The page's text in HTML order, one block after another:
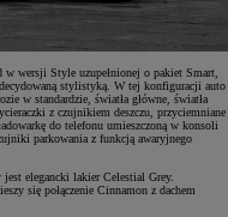
wersji Style uzupełnionej o pakiet Smart,
stylistyką. W tej konfiguracji auto
w standardzie, światła główne, światła
z czujnikiem deszczu, przyciemniane
do telefonu umieszczoną w konsoli
parkowania z funkcją awaryjnego
elegancki lakier Celestial Grey.
się połączenie Cinnamon z dachem